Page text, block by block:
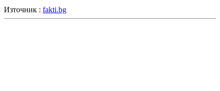
Източник : fakti.bg